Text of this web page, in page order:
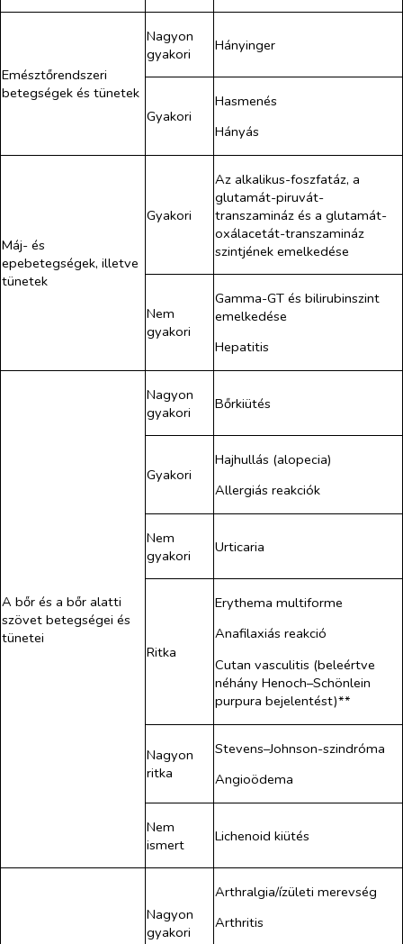
Emésztőrendszeri
betegségek és tünetek
Nagyon
gyakori
Hányinger
Gyakori
Hasmenés
Hányás
Máj- és
epebetegségek, illetve
tünetek
Gyakori
Az alkalikus-foszfatáz, a
glutamát-piruvát-
transzamináz és a glutamát-
oxálacetát-transzamináz
szintjének emelkedése
Nem
gyakori
Gamma-GT és bilirubinszint
emelkedése
Hepatitis
A bőr és a bőr alatti
szövet betegségei és
tünetei
Nagyon
gyakori
Bőrkiütés
Gyakori
Hajhullás (alopecia)
Allergiás reakciók
Nem
gyakori
Urticaria
Ritka
Erythema multiforme
Anafilaxiás reakció
Cutan vasculitis (beleértve
néhány Henoch–Schönlein
purpura bejelentést)**
Nagyon
ritka
Stevens–Johnson-szindróma
Angioödema
Nem
ismert
Lichenoid kiütés
Nagyon
gyakori
Arthralgia/ízületi merevség
Arthritis